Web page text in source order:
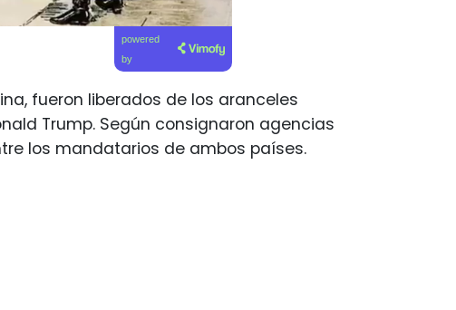
powered
by
fueron liberados de los aranceles
Trump. Según consignaron agencias
los mandatarios de ambos países.